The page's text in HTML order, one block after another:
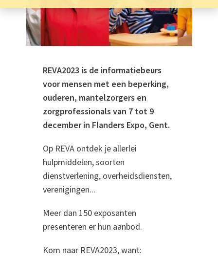
REVA2023 is de informatiebeurs
voor mensen met een beperking,
ouderen, mantelzorgers en
zorgprofessionals van 7 tot 9
december in Flanders Expo, Gent.
Op REVA ontdek je allerlei
hulpmiddelen, soorten
dienstverlening, overheidsdiensten,
verenigingen...
Meer dan 150 exposanten
presenteren er hun aanbod.
Kom naar REVA2023, want: